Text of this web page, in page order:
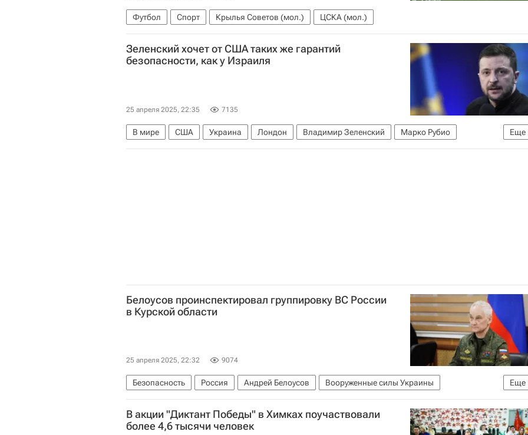
Футбол Спорт Крылья Советов (мол.) ЦСКА (мол.)
Зеленский хочет от США таких же гарантий
безопасности, как у Израиля
25 апреля 2025, 22:35 7135
Еще
В мире США Украина Лондон Владимир Зеленский
Марко Рубио
Стив Уиткофф
Белоусов проинспектировал группировку ВС России
в Курской области
25 апреля 2025, 22:32 9074
Еще
Безопасность Россия Андрей Белоусов
Вооруженные силы Украины
Курская область
В акции "Диктант Победы" в Химках поучаствовали
более 4,6 тысячи человек